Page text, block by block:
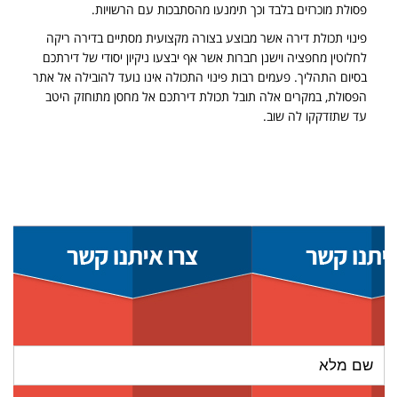
פסולת מוכרזים בלבד וכך תימנעו מהסתבכות עם הרשויות.
פינוי תכולת דירה אשר מבוצע בצורה מקצועית מסתיים בדירה ריקה
לחלוטין מחפציה וישנן חברות אשר אף יבצעו ניקיון יסודי של דירתכם
בסיום התהליך. פעמים רבות פינוי התכולה אינו נועד להובילה אל אתר
הפסולת, במקרים אלה תובל תכולת דירתכם אל מחסן מתוחזק היטב
עד שתזדקקו לה שוב.